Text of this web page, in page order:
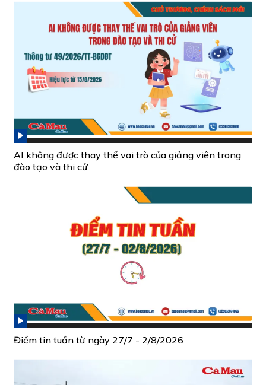
AI không được thay thế vai trò của giảng viên trong
đào tạo và thi cử
Điểm tin tuần từ ngày 27/7 - 2/8/2026